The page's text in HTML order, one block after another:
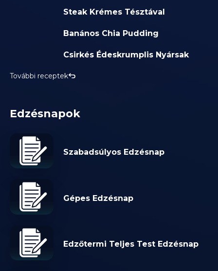
Steak Krémes Tésztával
Banános Chia Pudding
Csirkés Édeskrumplis Nyársak
További receptek
Edzésnapok
Szabadsúlyos Edzésnap
Gépes Edzésnap
Edzőtermi Teljes Test Edzésnap